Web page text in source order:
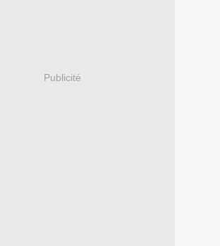
Publicité